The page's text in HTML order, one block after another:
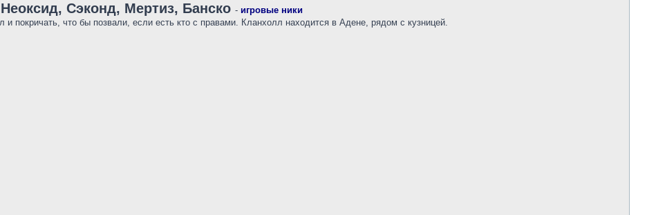
Сэконд, Мертиз, Банско - игровые ники
и покричать, что бы позвали, если есть кто с правами. Кланхолл находится в Адене, рядом с кузницей.